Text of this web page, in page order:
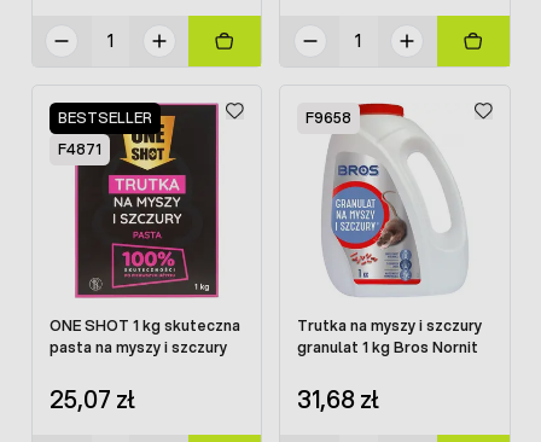
BESTSELLER
F4871
ONE SHOT 1 kg skuteczna
pasta na myszy i szczury
25,07 zł
F9658
Trutka na myszy i szczury
granulat 1 kg Bros Nornit
31,68 zł